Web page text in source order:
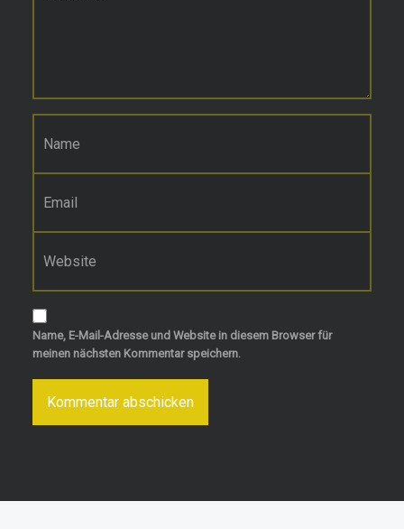
Name
*
Website
Name, E-Mail-Adresse und Website in diesem Browser für
meinen nächsten Kommentar speichern.